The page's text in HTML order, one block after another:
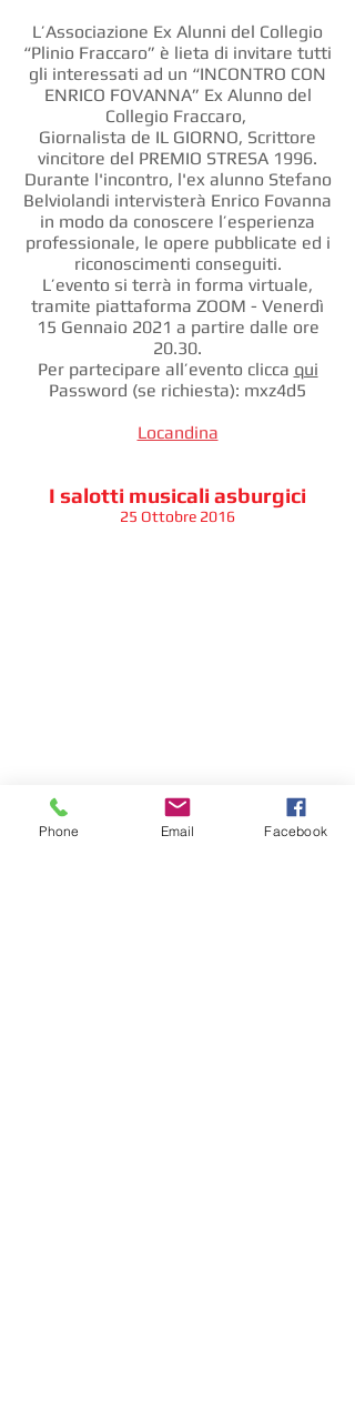
L’Associazione Ex Alunni del Collegio
“Plinio Fraccaro” è lieta di invitare tutti
gli interessati ad un “INCONTRO CON
ENRICO FOVANNA” Ex Alunno del
Collegio Fraccaro,
Giornalista de IL GIORNO, Scrittore
vincitore del PREMIO STRESA 1996.
Durante l'incontro, l'ex alunno Stefano
Belviolandi intervisterà Enrico Fovanna
in modo da conoscere l’esperienza
professionale, le opere pubblicate ed i
riconoscimenti conseguiti.
L’evento si terrà in forma virtuale,
tramite piattaforma ZOOM - Venerdì
15 Gennaio 2021 a partire dalle ore
20.30.
Per partecipare all’evento clicca qui
Password (se richiesta): mxz4d5
Locandina
I salotti musicali asburgici
25 Ottobre 2016
Phone Email Facebook